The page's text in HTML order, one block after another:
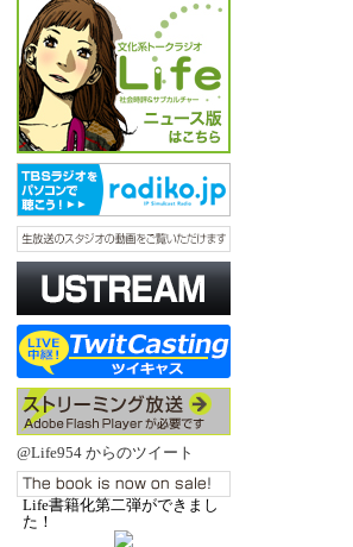
@Life954 からのツイート
Life書籍化第二弾ができまし
た！